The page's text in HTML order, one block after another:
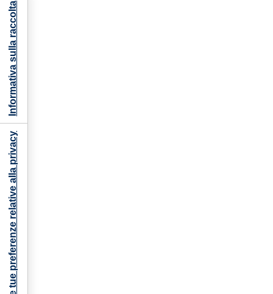
Le tue preferenze relative alla privacy
Informativa sulla raccolta